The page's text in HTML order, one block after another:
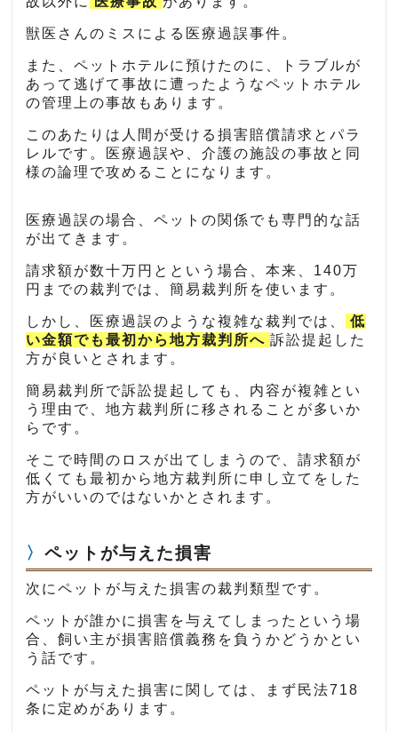
獣医さんのミスによる医療過誤事件。
また、ペットホテルに預けたのに、トラブルが
あって逃げて事故に遭ったようなペットホテル
の管理上の事故もあります。
このあたりは人間が受ける損害賠償請求とパラ
レルです。医療過誤や、介護の施設の事故と同
様の論理で攻めることになります。
医療過誤の場合、ペットの関係でも専門的な話
が出てきます。
請求額が数十万円とという場合、本来、140万
円までの裁判では、簡易裁判所を使います。
しかし、医療過誤のような複雑な裁判では、
低
い金額でも最初から地方裁判所へ 訴訟提起した
方が良いとされます。
簡易裁判所で訴訟提起しても、内容が複雑とい
う理由で、地方裁判所に移されることが多いか
らです。
そこで時間のロスが出てしまうので、請求額が
低くても最初から地方裁判所に申し立てをした
方がいいのではないかとされます。
ペットが与えた損害
次にペットが与えた損害の裁判類型です。
ペットが誰かに損害を与えてしまったという場
合、飼い主が損害賠償義務を負うかどうかとい
う話です。
ペットが与えた損害に関しては、まず民法718
条に定めがあります。